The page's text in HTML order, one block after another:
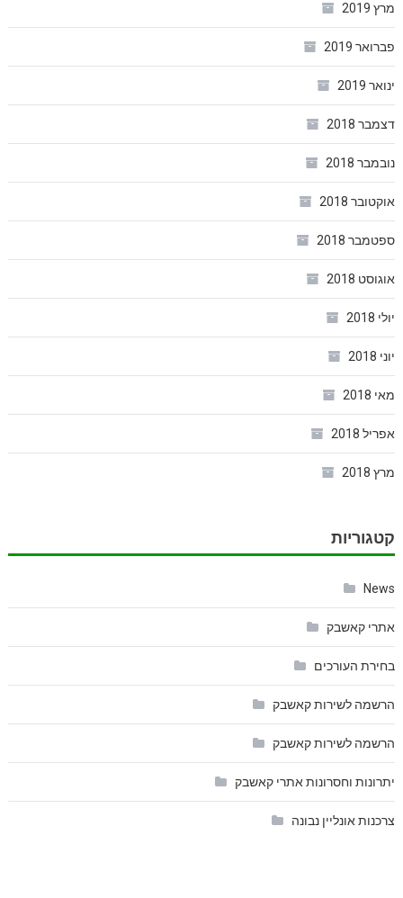
מרץ 2019
פברואר 2019
ינואר 2019
דצמבר 2018
נובמבר 2018
אוקטובר 2018
ספטמבר 2018
אוגוסט 2018
יולי 2018
יוני 2018
מאי 2018
אפריל 2018
מרץ 2018
קטגוריות
News
אתרי קאשבק
בחירת העורכים
הרשמה לשירות קאשבק
הרשמה לשירות קאשבק
יתרונות וחסרונות אתרי קאשבק
צרכנות אונליין נבונה